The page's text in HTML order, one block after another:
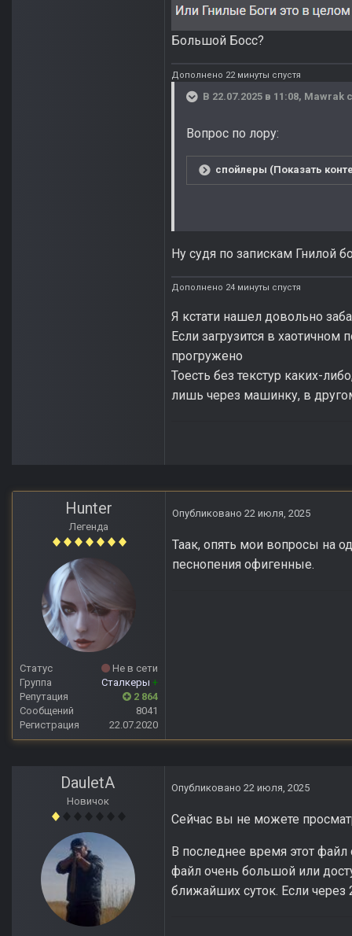
Большой Босс?
Дополнено 22 минуты спустя
В 22.07.2025 в 11:08, Mawrak
Вопрос по лору:
спойлеры (Показать
Ну судя по запискам Гнилой
Дополнено 24 минуты спустя
Я кстати нашел довольно
Если загрузится в хаотичном
прогружено
Тоесть без текстур каких-
лишь через машинку, в
Hunter
Легенда
Статус
Не в сети
Группа
Сталкеры +
Репутация
2 864
Сообщений
8041
Регистрация
22.07.2020
Опубликовано 22 июля, 2025
Таак, опять мои вопросы на
песнопения офигенные.
DauletA
Новичок
Опубликовано 22 июля, 2025
Сейчас вы не можете
В последнее время этот
файл очень большой или
ближайших суток. Если через